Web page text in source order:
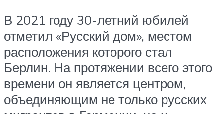
В 2021 году 30-летний юбилей
отметил «Русский дом», местом
расположения которого стал
Берлин. На протяжении всего этого
времени он является центром,
объединяющим не только русских